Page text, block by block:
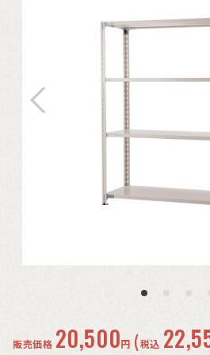
販売価格 20,500円 (税込